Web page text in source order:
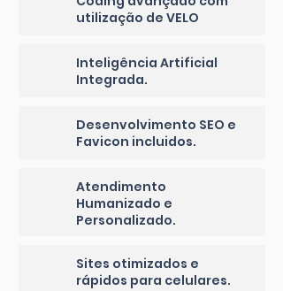
utilização de VELO
Inteligência Artificial
Integrada.
Desenvolvimento SEO e
Favicon incluidos.
Atendimento
Humanizado e
Personalizado.
Sites otimizados e
rápidos para celulares.